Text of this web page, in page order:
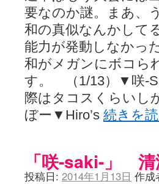
要なのか謎。まあ、
和の真似なんかして
能力が発動しなかっ
和がメガンにボコら
す。 （1/13）▼咲-
際はタコスくらいし
ぼー▼Hiro’s 続きを
「咲-saki-」
投稿日: 2014年1月13日 作成